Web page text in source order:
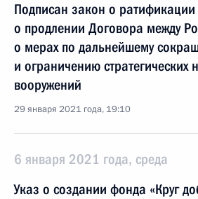
Подписан закон о
о продлении Договора между
о мерах по дальнейшему
и ограничению стратегических
вооружений
29 января 2021 года, 19:10
6 января 2021 года, среда
Указ о создании фонда «Круг